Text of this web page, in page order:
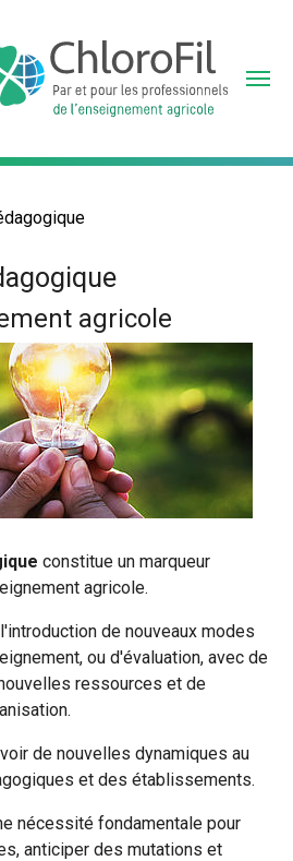
agricole
constitue un marqueur
agricole.
de nouveaux modes
ou d'évaluation, avec de
ressources et de
de nouvelles dynamiques au
et des établissements.
nécessité fondamentale pour
anticiper des mutations et